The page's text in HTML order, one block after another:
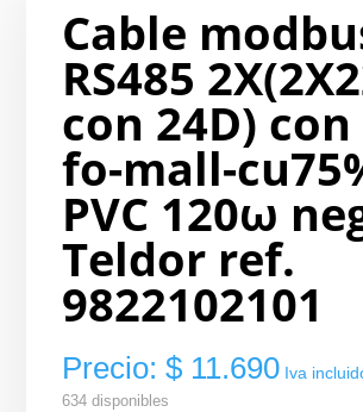
Cable
RS485
con 24D) con
fo-mall-
PVC 120ω
Teldor ref.
9822102101
Precio:$ 11.690 Iva
634 disponibles